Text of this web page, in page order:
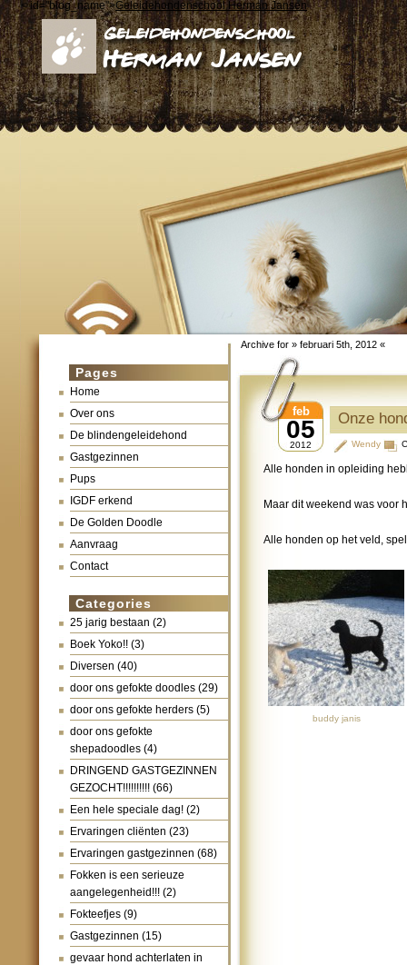
< id="blog_name">Geleidehondenschool Herman Jansen
Pages
Home
Over ons
De blindengeleidehond
Gastgezinnen
Pups
IGDF erkend
De Golden Doodle
Aanvraag
Contact
Categories
25 jarig bestaan (2)
Boek Yoko!! (3)
Diversen (40)
door ons gefokte doodles (29)
door ons gefokte herders (5)
door ons gefokte
shepadoodles (4)
DRINGEND GASTGEZINNEN
GEZOCHT!!!!!!!!!! (66)
Een hele speciale dag! (2)
Ervaringen cliënten (23)
Ervaringen gastgezinnen (68)
Fokken is een serieuze
aangelegenheid!!! (2)
Fokteefjes (9)
Gastgezinnen (15)
gevaar hond achterlaten in
Archive for » februari 5th, 2012 «
Onze
05
feb
2012 Wendy
Alle honden in opleiding
Maar dit weekend was voor
Alle honden op het veld,
buddy janis